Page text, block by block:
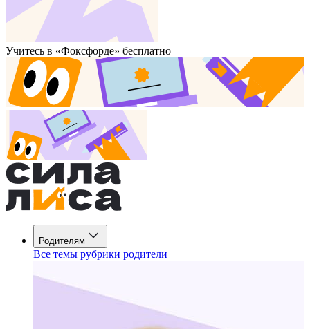
Учитесь в «Фоксфорде» бесплатно
Родителям
Все темы рубрики родители